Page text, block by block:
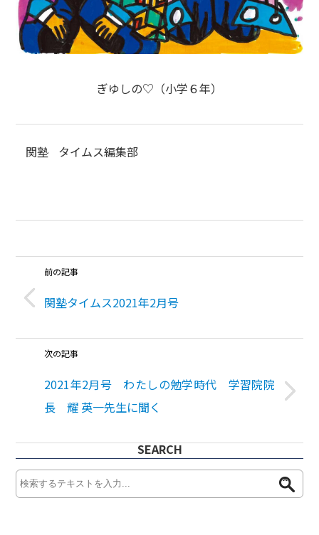
ぎゆしの♡（小学６年）
関塾 タイムス編集部
前の記事
関塾タイムス2021年2月号
次の記事
2021年2月号 わたしの勉学時代 学習院院
長 耀 英一先生に聞く
SEARCH